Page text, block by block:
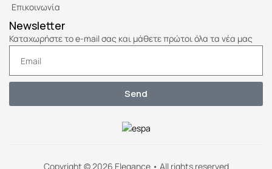
Επικοινωνία
Newsletter
Καταχωρήστε το e-mail σας και μάθετε πρώτοι όλα τα νέα μας
Send
Copyright © 2026 Elegance • All rights reserved